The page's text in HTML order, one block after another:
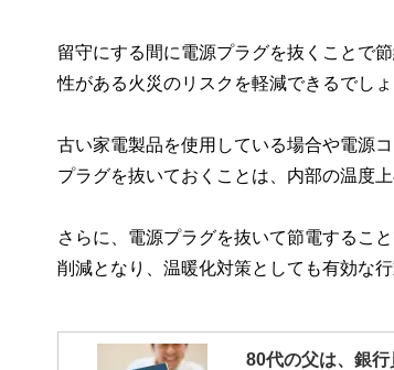
留守にする間に電源プラグを抜くことで
性がある火災のリスクを軽減できるでしょ
古い家電製品を使用している場合や電源
プラグを抜いておくことは、内部の温度
さらに、電源プラグを抜いて節電するこ
削減となり、温暖化対策としても有効な行
80代の父は、銀行